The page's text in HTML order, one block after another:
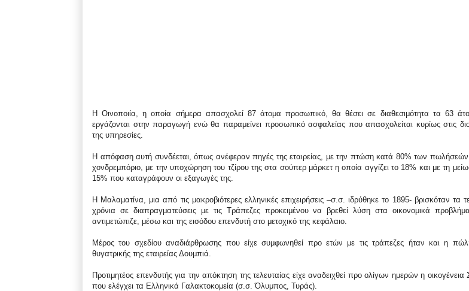
Η Οινοποιία, η οποία σήμερα απασχολεί 87 άτομα προσωπικό, θα θέσει σε διαθεσιμότητα τα 63
εργάζονται στην παραγωγή ενώ θα παραμείνει προσωπικό ασφαλείας που απασχολείται κυρίως στις
της υπηρεσίες.
Η απόφαση αυτή συνδέεται, όπως ανέφεραν πηγές της εταιρείας, με την πτώση κατά 80% των πωλήσεών
χονδρεμπόριο, με την υποχώρηση του τζίρου της στα σούπερ μάρκετ η οποία αγγίζει το 18% και με τη
15% που καταγράφουν οι εξαγωγές της.
Η Μαλαματίνα, μια από τις μακροβιότερες ελληνικές επιχειρήσεις –σ.σ. ιδρύθηκε το 1895- βρισκόταν τα
χρόνια σε διαπραγματεύσεις με τις Τράπεζες προκειμένου να βρεθεί λύση στα οικονομικά
αντιμετώπιζε, μέσω και της εισόδου επενδυτή στο μετοχικό της κεφάλαιο.
Μέρος του σχεδίου αναδιάρθρωσης που είχε συμφωνηθεί προ ετών με τις τράπεζες ήταν και η
θυγατρικής της εταιρείας Δουμπιά.
Προτιμητέος επενδυτής για την απόκτηση της τελευταίας είχε αναδειχθεί προ ολίγων ημερών η οικογένεια
που ελέγχει τα Ελληνικά Γαλακτοκομεία (σ.σ. Όλυμπος, Τυράς).